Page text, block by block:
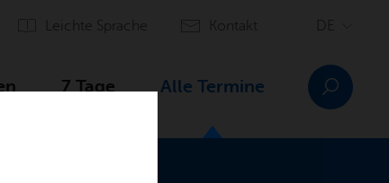
Leich­te Spra­che Kon­takt
7 Tage Alle Ter­mi­ne